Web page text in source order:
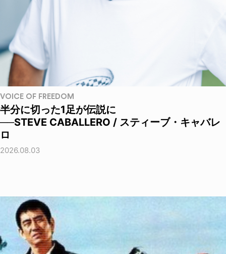
VOICE OF FREEDOM
半分に切った1足が伝説に
──STEVE CABALLERO / スティーブ・キャバレ
ロ
2026.08.03